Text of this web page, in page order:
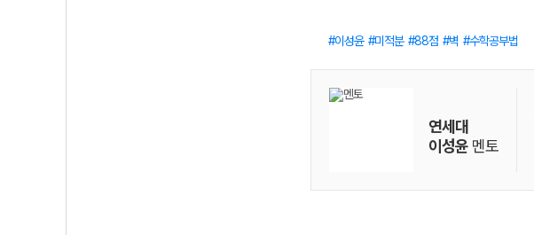
이성윤 미적분 88점 벽 수학공부법
연세대
이성윤 멘토